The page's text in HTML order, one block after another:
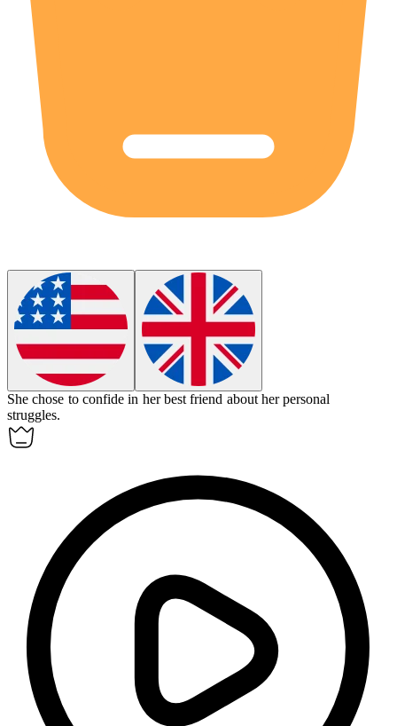
She chose to confide in her best friend about her personal
struggles.